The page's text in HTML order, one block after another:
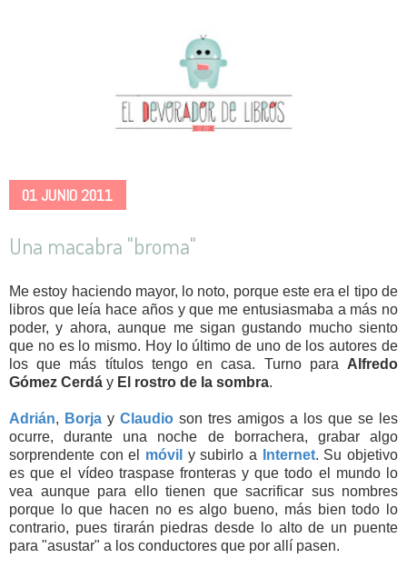
01 JUNIO 2011
Una macabra "broma"
Me estoy haciendo mayor, lo noto, porque este era el tipo de
libros que leía hace años y que me entusiasmaba a más no
poder, y ahora, aunque me sigan gustando mucho siento
que no es lo mismo. Hoy lo último de uno de los autores de
los que más títulos tengo en casa. Turno para Alfredo
Gómez Cerdá y El rostro de la sombra.
Adrián, Borja y Claudio son tres amigos a los que se les
ocurre, durante una noche de borrachera, grabar algo
sorprendente con el móvil y subirlo a Internet. Su objetivo
es que el vídeo traspase fronteras y que todo el mundo lo
vea aunque para ello tienen que sacrificar sus nombres
porque lo que hacen no es algo bueno, más bien todo lo
contrario, pues tirarán piedras desde lo alto de un puente
para "asustar" a los conductores que por allí pasen.